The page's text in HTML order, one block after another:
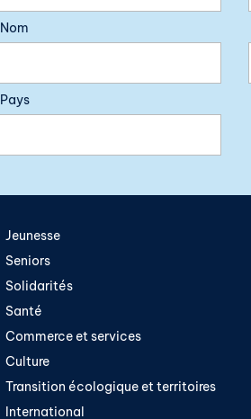
Nom
Pays
Jeunesse
Seniors
Solidarités
Santé
Commerce et services
Culture
Transition écologique et territoires​
International